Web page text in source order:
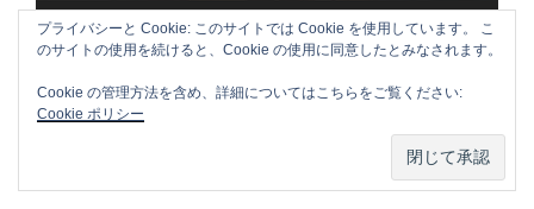
00:00 00:18
プライバシーと Cookie: このサイトでは Cookie を使用しています。 こ
のサイトの使用を続けると、Cookie の使用に同意したとみなされます。
Cookie の管理方法を含め、詳細についてはこちらをご覧ください:
Cookie ポリシー